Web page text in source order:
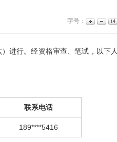
字号：
进行。经资格审查、笔试，以下人
联系电话
189****5416